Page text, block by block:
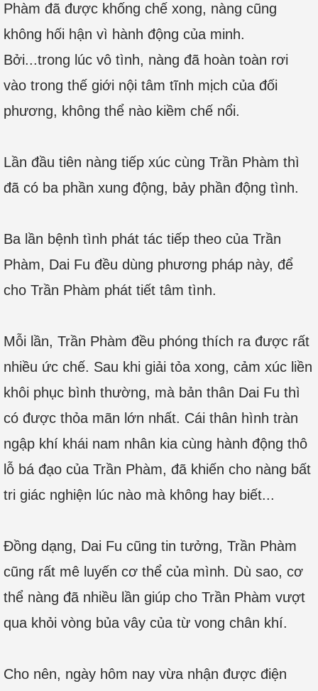
Phàm đã được khống chế xong, nàng cũng
không hối hận vì hành động của minh.
Bởi...trong lúc vô tình, nàng đã hoàn toàn rơi
vào trong thế giới nội tâm tĩnh mịch của đối
phương, không thể nào kiềm chế nổi.
Lần đầu tiên nàng tiếp xúc cùng Trần Phàm thì
đã có ba phần xung động, bảy phần động tình.
Ba lần bệnh tình phát tác tiếp theo của Trần
Phàm, Dai Fu đều dùng phương pháp này, để
cho Trần Phàm phát tiết tâm tình.
Mỗi lần, Trần Phàm đều phóng thích ra được rất
nhiều ức chế. Sau khi giải tỏa xong, cảm xúc liền
khôi phục bình thường, mà bản thân Dai Fu thì
có được thỏa mãn lớn nhất. Cái thân hình tràn
ngập khí khái nam nhân kia cùng hành động thô
lỗ bá đạo của Trần Phàm, đã khiến cho nàng bất
tri giác nghiện lúc nào mà không hay biết...
Đồng dạng, Dai Fu cũng tin tưởng, Trần Phàm
cũng rất mê luyến cơ thể của mình. Dù sao, cơ
thể nàng đã nhiều lần giúp cho Trần Phàm vượt
qua khỏi vòng bủa vây của từ vong chân khí.
Cho nên, ngày hôm nay vừa nhận được điện